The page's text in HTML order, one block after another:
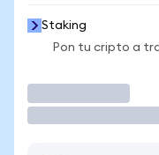
Staking
Pon tu cripto a